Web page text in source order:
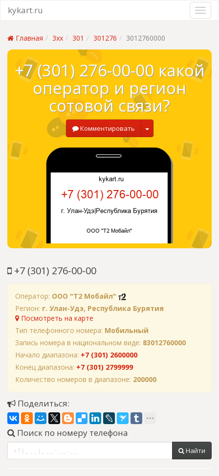
kykart.ru
Главная 3xx 301 301276 3012760000
+7 (301) 276-00-00 какой
оператор и регион
сотовой связи?
Комментировать
+7 (301) 276-00-00
Оператор: ООО "Т2 Мобайл"
Регион: г. Улан-Удэ, Республика Бурятия
Посмотреть на карте
Тип телефонного номера: Мобильный
Запись номера в национальном виде: 83012760000
Начало диапазона: +7 (301) 2600000
Конец диапазона: +7 (301) 2799999
Количество номеров в диапазоне: 200000
Поделиться:
Поиск по номеру телефона
Найти